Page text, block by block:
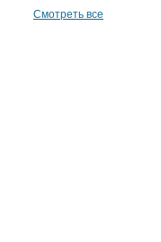
Смотреть все